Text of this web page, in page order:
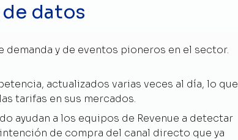
datos
y de eventos pioneros en el sector.
actualizados varias veces al día, lo que
tarifas en sus mercados.
ayudan a los equipos de Revenue a detectar
de compra del canal directo que ya